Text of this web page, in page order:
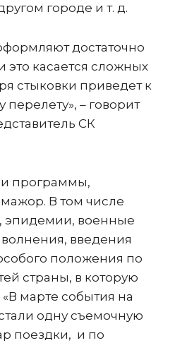
городе и т. д.
достаточно
это касается сложных
стыковки приведет к
– говорит
СК
и программы,
В том числе
эпидемии, военные
введения
положения по
страны, в которую
«В марте события на
одну съемочную
поездки, и по